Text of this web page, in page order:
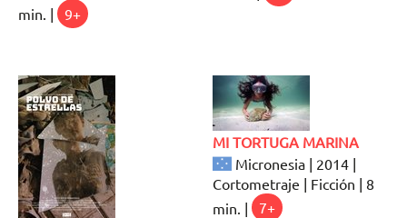
min. |
9+
MI TORTUGA MARINA
Micronesia | 2014 |
Cortometraje | Ficción | 8
min. |
7+